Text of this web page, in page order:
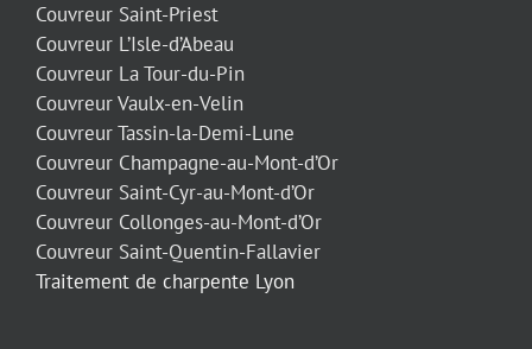
Couvreur Saint-Priest
Couvreur L’Isle-d’Abeau
Couvreur La Tour-du-Pin
Couvreur Vaulx-en-Velin
Couvreur Tassin-la-Demi-Lune
Couvreur Champagne-au-Mont-d’Or
Couvreur Saint-Cyr-au-Mont-d’Or
Couvreur Collonges-au-Mont-d’Or
Couvreur Saint-Quentin-Fallavier
Traitement de charpente Lyon